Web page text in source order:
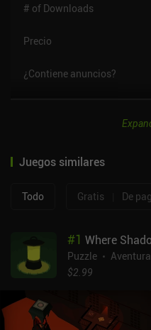
# of Downloads
Precio
¿Contiene anuncios?
Juegos similares
Todo Gratis De
#1 Where
Puzzle
Aventura
$2.99